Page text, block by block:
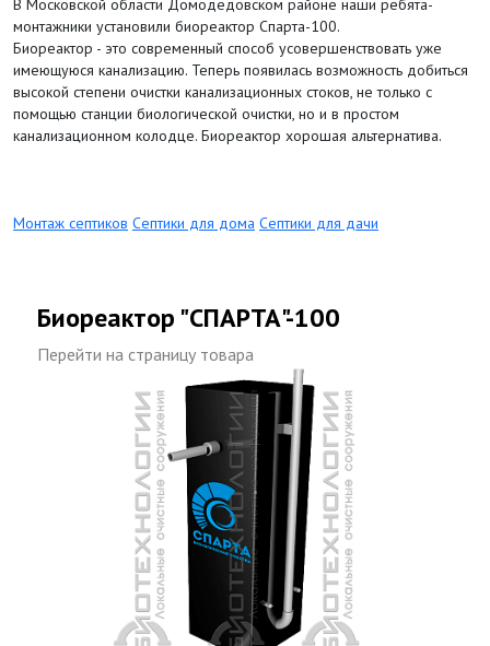
В Московской области Домодедовском районе наши ребята-
монтажники установили биореактор Спарта-100.
Биореактор - это современный способ усовершенствовать уже
имеющуюся канализацию. Теперь появилась возможность добиться
высокой степени очистки канализационных стоков, не только с
помощью станции биологической очистки, но и в простом
канализационном колодце. Биореактор хорошая альтернатива.
Монтаж септиков Септики для дома Септики для дачи
Биореактор "СПАРТА"-100
Перейти на страницу товара